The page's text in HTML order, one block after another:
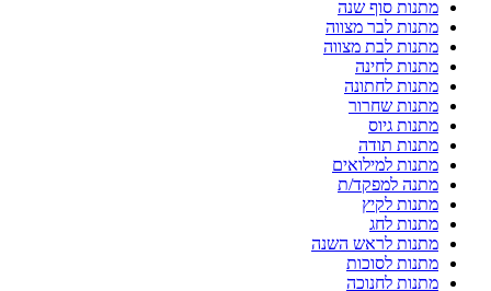
מתנות סוף שנה
מתנות לבר מצווה
מתנות לבת מצווה
מתנות לחינה
מתנות לחתונה
מתנות שחרור
מתנות גיוס
מתנות תודה
מתנות למילואים
מתנה למפקד/ת
מתנות לקיץ
מתנות לחג
מתנות לראש השנה
מתנות לסוכות
מתנות לחנוכה